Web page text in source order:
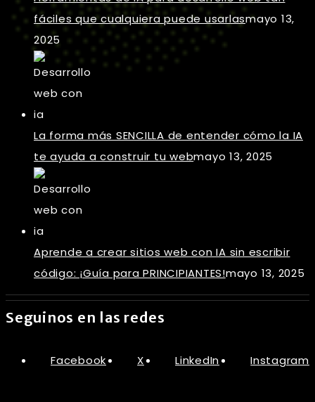
fáciles que cualquiera puede usarlasmayo 13,
2025
La forma más SENCILLA de entender cómo la IA
te ayuda a construir tu webmayo 13, 2025
Aprende a crear sitios web con IA sin escribir
código: ¡Guía para PRINCIPIANTES!mayo 13, 2025
Seguinos en las redes
Facebook X LinkedIn Instagram